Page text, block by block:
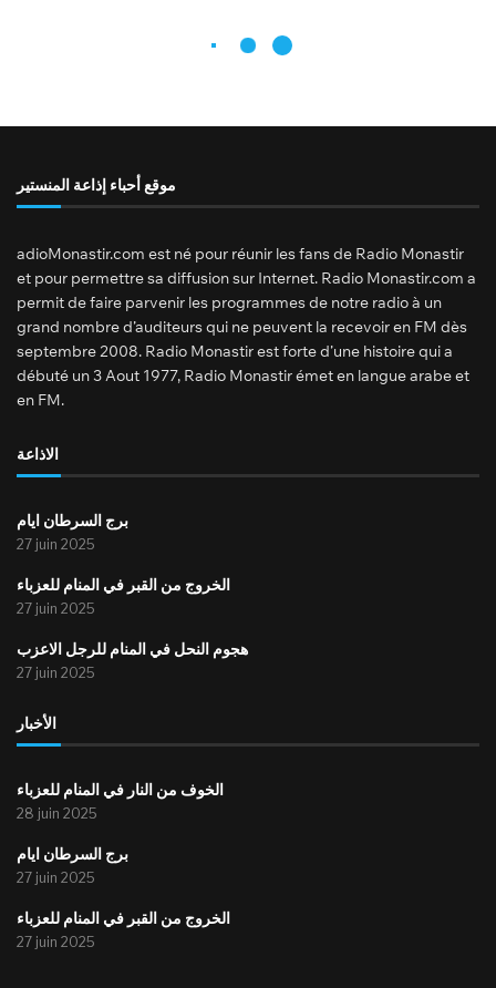
موقع أحباء إذاعة المنستير
adioMonastir.com est né pour réunir les fans de Radio Monastir
et pour permettre sa diffusion sur Internet. Radio Monastir.com a
permit de faire parvenir les programmes de notre radio à un
grand nombre d’auditeurs qui ne peuvent la recevoir en FM dès
septembre 2008. Radio Monastir est forte d’une histoire qui a
débuté un 3 Aout 1977, Radio Monastir émet en langue arabe et
en FM.
الاذاعة
برج السرطان ايام
27 juin 2025
الخروج من القبر في المنام للعزباء
27 juin 2025
هجوم النحل في المنام للرجل الاعزب
27 juin 2025
الأخبار
الخوف من النار في المنام للعزباء
28 juin 2025
برج السرطان ايام
27 juin 2025
الخروج من القبر في المنام للعزباء
27 juin 2025